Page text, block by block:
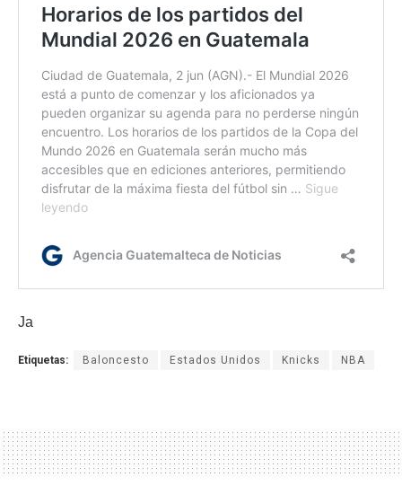
Ja
Etiquetas: Baloncesto Estados Unidos Knicks NBA